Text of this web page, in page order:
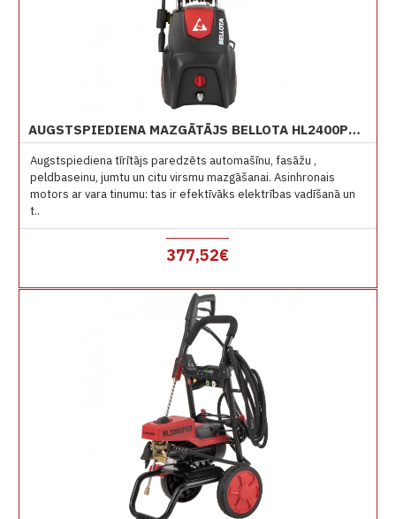
AUGSTSPIEDIENA MAZGĀTĀJS BELLOTA HL2400PROE 150 BARI
Augstspiediena tīrītājs paredzēts automašīnu, fasāžu ,
peldbaseinu, jumtu un citu virsmu mazgāšanai. Asinhronais
motors ar vara tinumu: tas ir efektīvāks elektrības vadīšanā un
t..
377,52€